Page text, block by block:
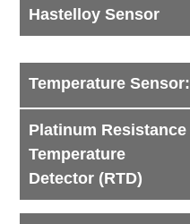
Hastelloy Sensor
Temperature Sensor:
Platinum Resistance
Temperature
Detector (RTD)